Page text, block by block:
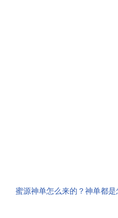
蜜源神单怎么来的？神单都是